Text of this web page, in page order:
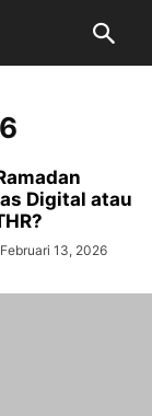
Digital atau
Februari 13, 2026